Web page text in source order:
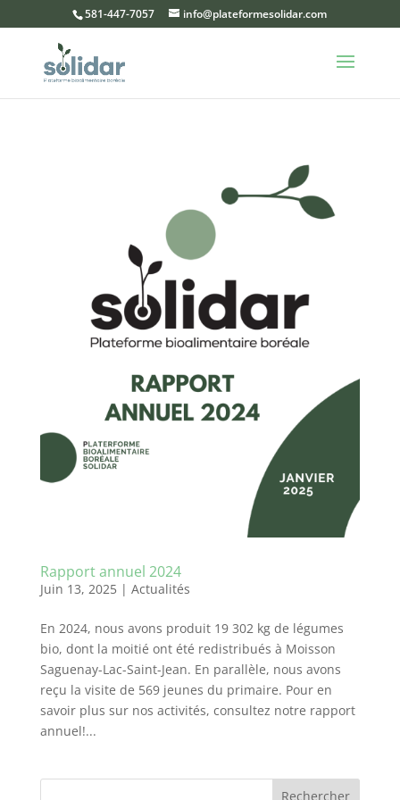
581-447-7057 info@plateformesolidar.com
Rapport annuel 2024
Juin 13, 2025| Actualités
En 2024, nous avons produit 19 302 kg de légumes
bio, dont la moitié ont été redistribués à Moisson
Saguenay-Lac-Saint-Jean. En parallèle, nous avons
reçu la visite de 569 jeunes du primaire. Pour en
savoir plus sur nos activités, consultez notre rapport
annuel!...